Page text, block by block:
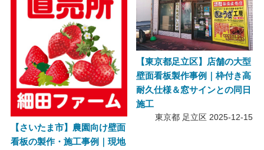
【さいたま市】農園向け壁面
看板の製作・施工事例｜現地
【東京都足立区】店舗の大型
壁面看板製作事例｜枠付き高
耐久仕様＆窓サインとの同日
施工
東京都 足立区 2025-12-15